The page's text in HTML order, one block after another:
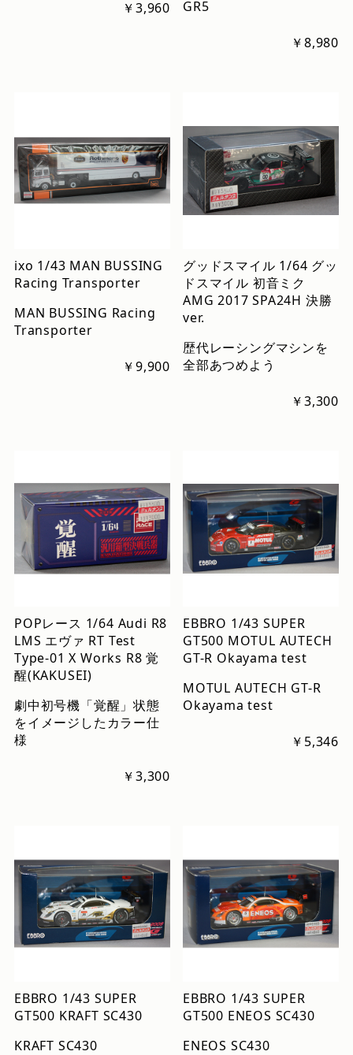
￥3,960 GR5
￥8,980
ixo 1/43 MAN BUSSING
Racing Transporter
MAN BUSSING Racing
Transporter
￥9,900
グッドスマイル 1/64 グッ
ドスマイル 初音ミク
AMG 2017 SPA24H 決勝
ver.
歴代レーシングマシンを
全部あつめよう
￥3,300
POPレース 1/64 Audi R8
LMS エヴァ RT Test
Type-01 X Works R8 覚
醒(KAKUSEI)
劇中初号機「覚醒」状態
をイメージしたカラー仕
様
￥3,300
EBBRO 1/43 SUPER
GT500 MOTUL AUTECH
GT-R Okayama test
MOTUL AUTECH GT-R
Okayama test
￥5,346
EBBRO 1/43 SUPER
GT500 KRAFT SC430
KRAFT SC430
EBBRO 1/43 SUPER
GT500 ENEOS SC430
ENEOS SC430